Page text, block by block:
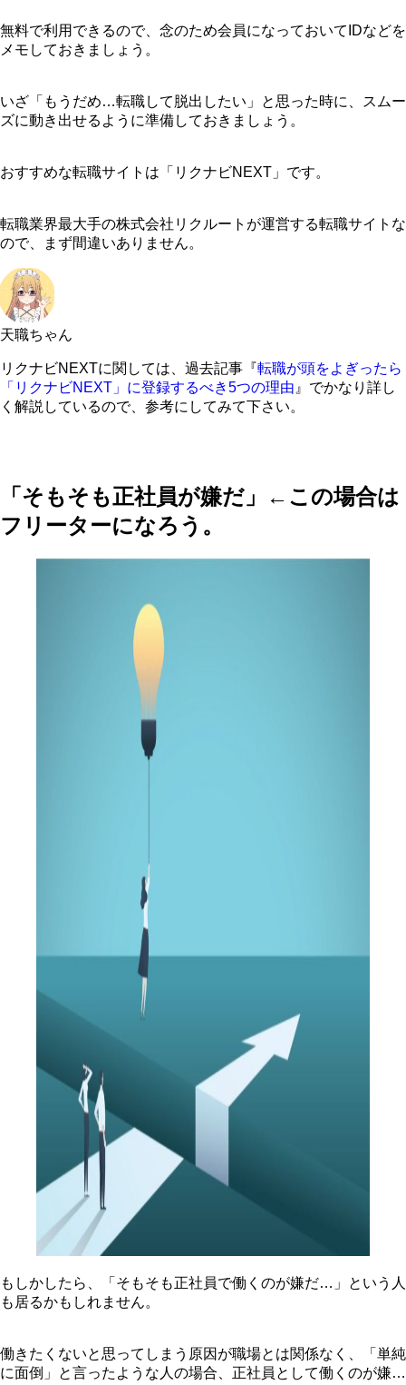
無料で利用できるので、念のため会員になっておいてIDなどを
メモしておきましょう。
いざ「もうだめ…転職して脱出したい」と思った時に、スムー
ズに動き出せるように準備しておきましょう。
おすすめな転職サイトは「リクナビNEXT」です。
転職業界最大手の株式会社リクルートが運営する転職サイトな
ので、まず間違いありません。
天職ちゃん
リクナビNEXTに関しては、過去記事『転職が頭をよぎったら
「リクナビNEXT」に登録するべき5つの理由 』でかなり詳し
く解説しているので、参考にしてみて下さい。
「そもそも正社員が嫌だ」←この場合は
フリーターになろう。
もしかしたら、「そもそも正社員で働くのが嫌だ…」という人
も居るかもしれません。
働きたくないと思ってしまう原因が職場とは関係なく、「単純
に面倒」と言ったような人の場合、正社員として働くのが嫌…